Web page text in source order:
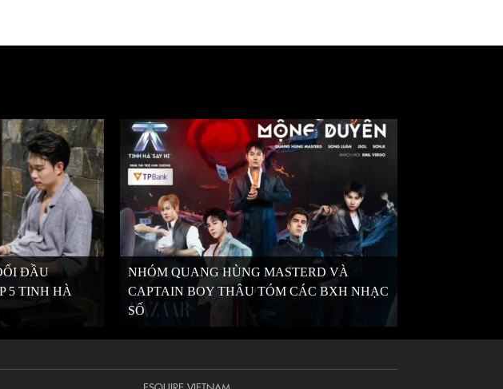
ĐẦU
5 TINH HÀ
NHÓM QUANG HÙNG MASTERD VÀ
CAPTAIN BOY THÂU TÓM CÁC BXH NHẠC
SỐ